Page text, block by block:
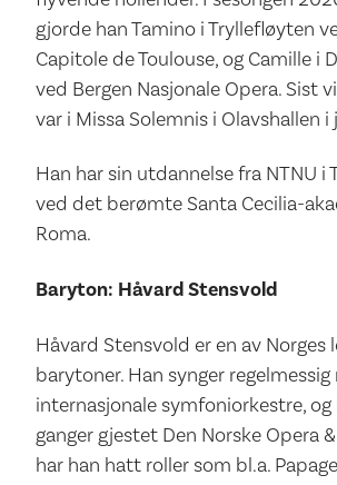
gjorde han Tamino i Tryllefløyten
Capitole de Toulouse, og Camille i
ved Bergen Nasjonale Opera. Sist
var i Missa Solemnis i Olavshallen i
Han har sin utdannelse fra NTNU i
ved det berømte Santa Cecilia-
Roma.
Baryton: Håvard Stensvold
Håvard Stensvold er en av Norges
barytoner. Han synger
internasjonale symfoniorkestre, og
ganger gjestet Den Norske Opera
har han hatt roller som bl.a.